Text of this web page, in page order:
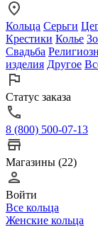
Кольца Серьги
Крестики Колье
Свадьба
изделия Другое
Статус заказа
8 (800) 500-07-13
Магазины (22)
Войти
Все кольца
Женские кольца